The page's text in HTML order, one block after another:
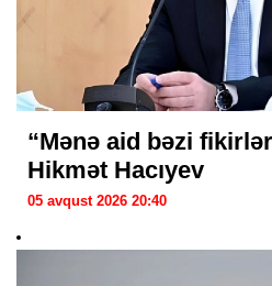
“Mənə aid bəzi
Hikmət Hacıyev
05 avqust 2026 20:40